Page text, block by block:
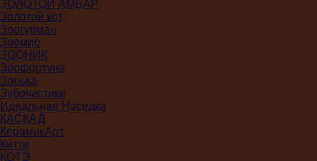
ЗОЛОТОЙ АМБАР
Золотой кот
Зоогурман
Зоомир
ЗООНИК
Зоофортуна
Зорька
Зубочистики
Идеальная Наседка
КАСКАД
КерамикАрт
Китти
КОТЭ